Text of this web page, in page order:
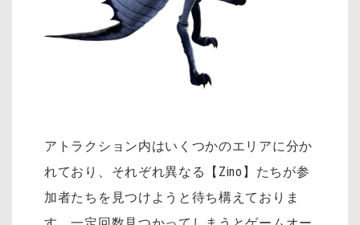
アトラクション内はいくつかのエリアに分か
れており、それぞれ異なる【Zino】たちが参
加者たちを見つけようと待ち構えておりま